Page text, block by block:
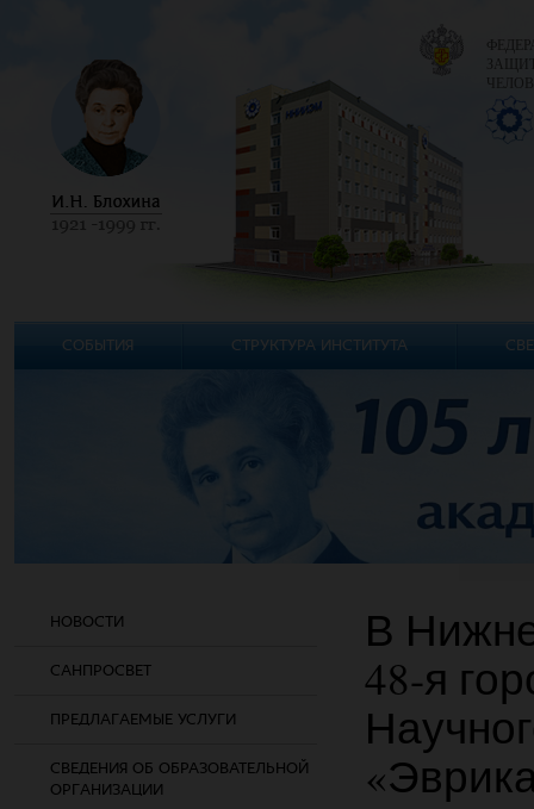
НОВОСТИ
САНПРОСВЕТ
ПРЕДЛАГАЕМЫЕ УСЛУГИ
СВЕДЕНИЯ ОБ ОБРАЗОВАТЕЛЬНОЙ
ОРГАНИЗАЦИИ
В
48-я
СОБЫТИЯ СТРУКТУРА ИНСТИТУТА